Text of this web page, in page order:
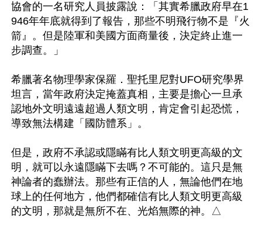
協會的一名研究人員披露說：「其實希臘政府早在1
946年年底就得到了報告，那些不明飛行物不是『火
箭』。但是陸軍和美國方面商量後，決定終止進一
步調查。」
希臘著名物理學家保羅．聖托里尼對UFO研究學界
坦言，當年政府決定掩蓋真相，主要是擔心一旦承
認地外文明遠遠超過人類文明，肯定會引起恐慌，
導致無法構建「國防體系」。
但是，政府不承認或隱瞞有比人類文明更高級的文
明，就可以永遠隱瞞下去嗎？不可能的。這只是無
神論者的蠢辦法。那些有正信的人，無論他們在地
球上的任何地方，他們都確信有比人類文明更高級